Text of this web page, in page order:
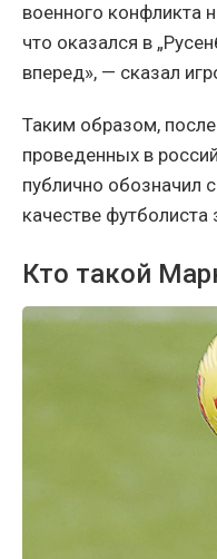
военного конфликта
что оказался в
вперед», — сказал
Таким образом,
проведенных в
публично обозначил
качестве футболиста
Кто такой